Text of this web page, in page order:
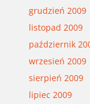
grudzień 2009
listopad 2009
październik
wrzesień 2009
sierpień 2009
lipiec 2009